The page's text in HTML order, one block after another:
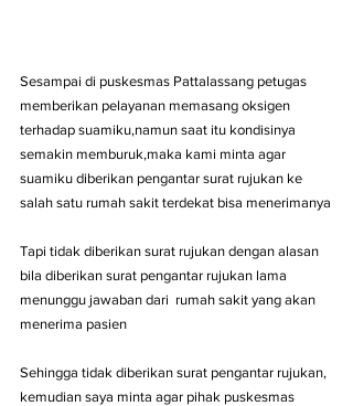
Sesampai di puskesmas Pattalassang petugas
memberikan pelayanan memasang oksigen
terhadap suamiku,namun saat itu kondisinya
semakin memburuk,maka kami minta agar
suamiku diberikan pengantar surat rujukan ke
salah satu rumah sakit terdekat bisa menerimanya
Tapi tidak diberikan surat rujukan dengan alasan
bila diberikan surat pengantar rujukan lama
menunggu jawaban dari  rumah sakit yang akan
menerima pasien
Sehingga tidak diberikan surat pengantar rujukan,
kemudian saya minta agar pihak puskesmas